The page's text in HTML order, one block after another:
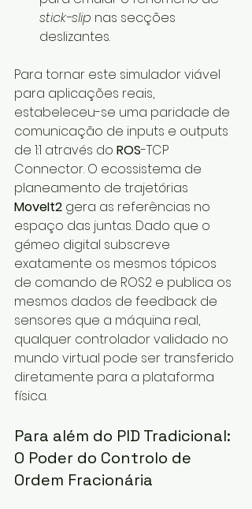
stick-slip nas secções
deslizantes.
Para tornar este simulador viável
para aplicações reais,
estabeleceu-se uma paridade de
comunicação de inputs e outputs
de 1:1 através do ROS-TCP
Connector. O ecossistema de
planeamento de trajetórias
MoveIt2 gera as referências no
espaço das juntas. Dado que o
gémeo digital subscreve
exatamente os mesmos tópicos
de comando de ROS2 e publica os
mesmos dados de feedback de
sensores que a máquina real,
qualquer controlador validado no
mundo virtual pode ser transferido
diretamente para a plataforma
física.
Para além do PID Tradicional:
O Poder do Controlo de
Ordem Fracionária